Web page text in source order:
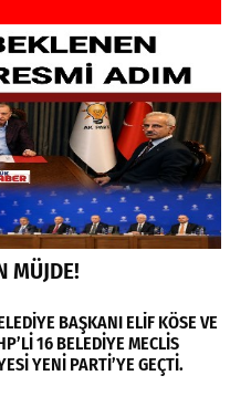
MÜJDE!
BAŞKANI ELİF KÖSE VE
16 BELEDİYE MECLİS
YENİ PARTİ’YE GEÇTİ.